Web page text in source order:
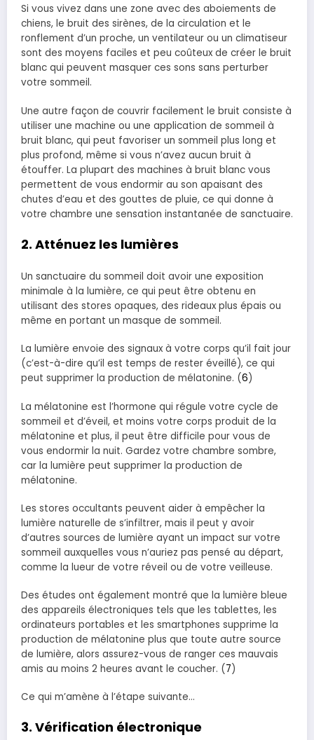
Si vous vivez dans une zone avec des aboiements de
chiens, le bruit des sirènes, de la circulation et le
ronflement d’un proche, un ventilateur ou un climatiseur
sont des moyens faciles et peu coûteux de créer le bruit
blanc qui peuvent masquer ces sons sans perturber
votre sommeil.
Une autre façon de couvrir facilement le bruit consiste à
utiliser une machine ou une application de sommeil à
bruit blanc, qui peut favoriser un sommeil plus long et
plus profond, même si vous n’avez aucun bruit à
étouffer. La plupart des machines à bruit blanc vous
permettent de vous endormir au son apaisant des
chutes d’eau et des gouttes de pluie, ce qui donne à
votre chambre une sensation instantanée de sanctuaire.
2. Atténuez les lumières
Un sanctuaire du sommeil doit avoir une exposition
minimale à la lumière, ce qui peut être obtenu en
utilisant des stores opaques, des rideaux plus épais ou
même en portant un masque de sommeil.
La lumière envoie des signaux à votre corps qu’il fait jour
(c’est-à-dire qu’il est temps de rester éveillé), ce qui
peut supprimer la production de mélatonine. (6)
La mélatonine est l’hormone qui régule votre cycle de
sommeil et d’éveil, et moins votre corps produit de la
mélatonine et plus, il peut être difficile pour vous de
vous endormir la nuit. Gardez votre chambre sombre,
car la lumière peut supprimer la production de
mélatonine.
Les stores occultants peuvent aider à empêcher la
lumière naturelle de s’infiltrer, mais il peut y avoir
d’autres sources de lumière ayant un impact sur votre
sommeil auxquelles vous n’auriez pas pensé au départ,
comme la lueur de votre réveil ou de votre veilleuse.
Des études ont également montré que la lumière bleue
des appareils électroniques tels que les tablettes, les
ordinateurs portables et les smartphones supprime la
production de mélatonine plus que toute autre source
de lumière, alors assurez-vous de ranger ces mauvais
amis au moins 2 heures avant le coucher. (7)
Ce qui m’amène à l’étape suivante…
3. Vérification électronique